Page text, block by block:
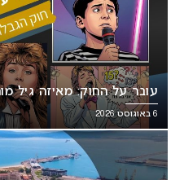
עובר על החוק: מאיזה גיל
6 באוגוסט 2026